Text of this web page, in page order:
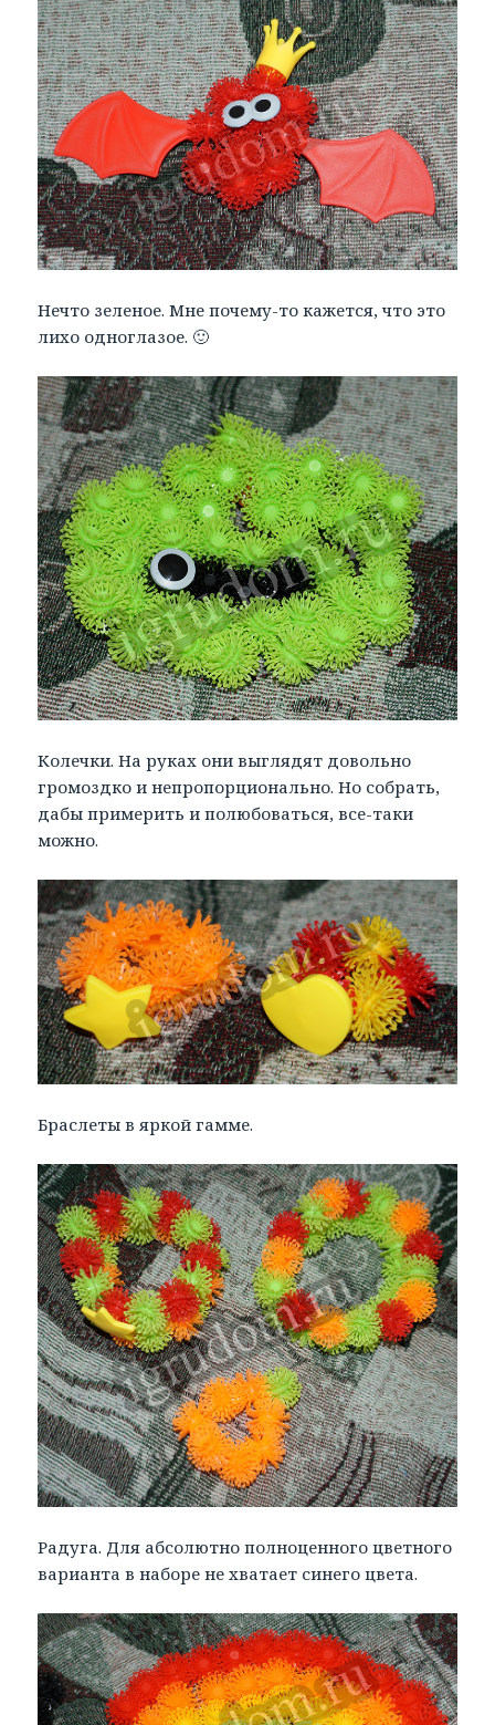
Нечто зеленое. Мне почему-то кажется, что это
лихо одноглазое. 🙂
Колечки. На руках они выглядят довольно
громоздко и непропорционально. Но собрать,
дабы примерить и полюбоваться, все-таки
можно.
Браслеты в яркой гамме.
Радуга. Для абсолютно полноценного цветного
варианта в наборе не хватает синего цвета.